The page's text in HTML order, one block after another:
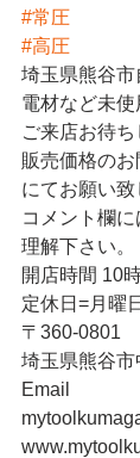
#常圧
#高圧
埼玉県熊谷
電材など未使
ご来店お待ち
販売価格の
にてお願い致
コメント欄
理解下さい。
開店時間 10
定休日=月曜日
〒360-0801
埼玉県熊谷
Email